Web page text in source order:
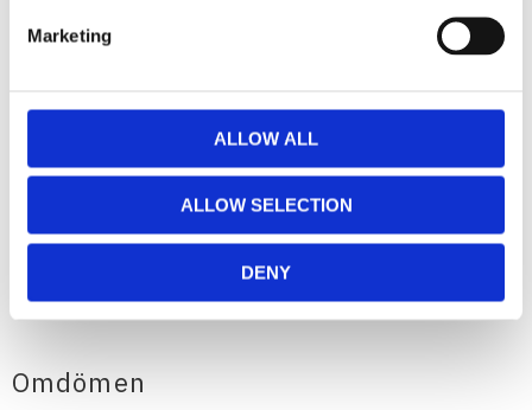
Marketing
ALLOW ALL
ALLOW SELECTION
DENY
Storlek: 24″
Dela med dig
Omdömen